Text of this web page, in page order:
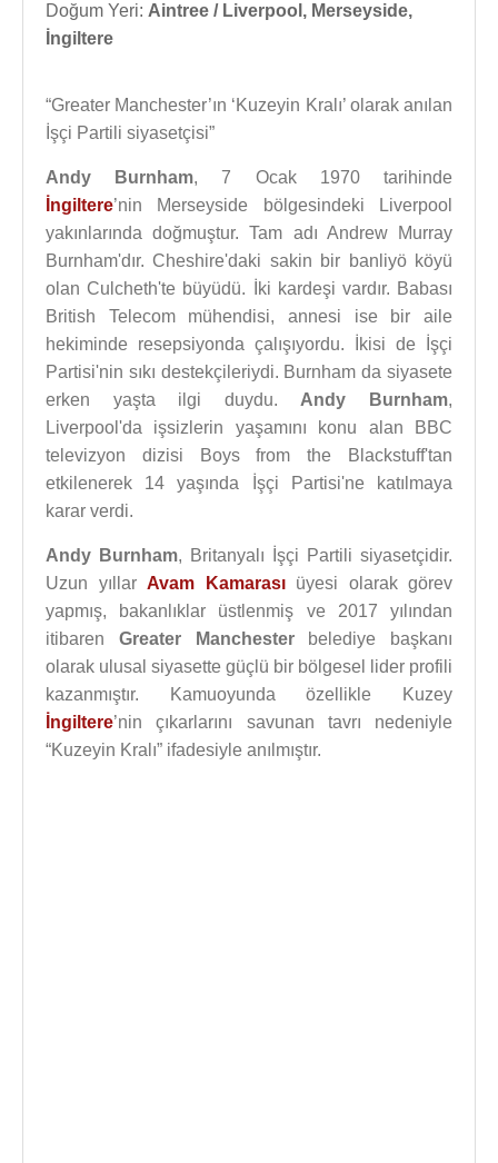
Doğum Yeri: Aintree / Liverpool, Merseyside,
İngiltere
“Greater Manchester’ın ‘Kuzeyin Kralı’ olarak anılan
İşçi Partili siyasetçisi”
Andy Burnham, 7 Ocak 1970 tarihinde
İngiltere’nin Merseyside bölgesindeki Liverpool
yakınlarında doğmuştur. Tam adı Andrew Murray
Burnham'dır. Cheshire'daki sakin bir banliyö köyü
olan Culcheth'te büyüdü. İki kardeşi vardır. Babası
British Telecom mühendisi, annesi ise bir aile
hekiminde resepsiyonda çalışıyordu. İkisi de İşçi
Partisi'nin sıkı destekçileriydi. Burnham da siyasete
erken yaşta ilgi duydu. Andy Burnham,
Liverpool'da işsizlerin yaşamını konu alan BBC
televizyon dizisi Boys from the Blackstuff'tan
etkilenerek 14 yaşında İşçi Partisi'ne katılmaya
karar verdi.
Andy Burnham, Britanyalı İşçi Partili siyasetçidir.
Uzun yıllar Avam Kamarasıüyesi olarak görev
yapmış, bakanlıklar üstlenmiş ve 2017 yılından
itibaren Greater Manchesterbelediye başkanı
olarak ulusal siyasette güçlü bir bölgesel lider profili
kazanmıştır. Kamuoyunda özellikle Kuzey
İngiltere’nin çıkarlarını savunan tavrı nedeniyle
“Kuzeyin Kralı” ifadesiyle anılmıştır.